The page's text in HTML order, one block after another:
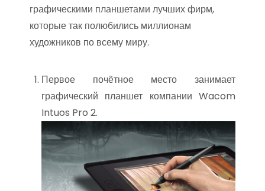
графическими планшетами лучших фирм,
которые так полюбились миллионам
художников по всему миру.
Первое почётное место занимает
графический планшет компании Wacom
Intuos Pro 2.